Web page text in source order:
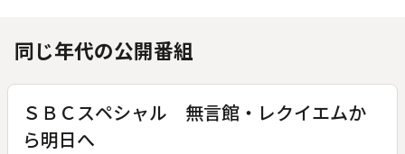
同じ年代の公開番組
ＳＢＣスペシャル 無言館・レクイエムか
ら明日へ